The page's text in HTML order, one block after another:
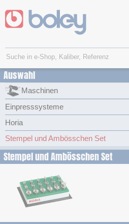
Auswahl
Maschinen
Einpresssysteme
Horia
Stempel und Ambösschen Set
Stempel und Ambösschen Set